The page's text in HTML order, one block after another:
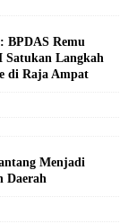
BPDAS Remu
Langkah
di Raja Ampat
Menjadi
Daerah